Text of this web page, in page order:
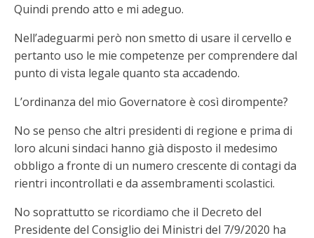
Quindi prendo atto e mi adeguo.
Nell’adeguarmi però non smetto di usare il cervello e
pertanto uso le mie competenze per comprendere dal
punto di vista legale quanto sta accadendo.
L’ordinanza del mio Governatore è così dirompente?
No se penso che altri presidenti di regione e prima di
loro alcuni sindaci hanno già disposto il medesimo
obbligo a fronte di un numero crescente di contagi da
rientri incontrollati e da assembramenti scolastici.
No soprattutto se ricordiamo che il Decreto del
Presidente del Consiglio dei Ministri del 7/9/2020 ha